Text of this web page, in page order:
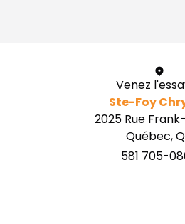
Venez
Ste-Foy
2025 Rue
Québec,
581 705-